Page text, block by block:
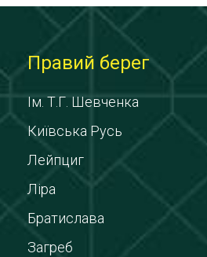
Правий берег
Ім. Т.Г. Шевченка
Київська Русь
Лейпциг
Ліра
Братислава
Загреб